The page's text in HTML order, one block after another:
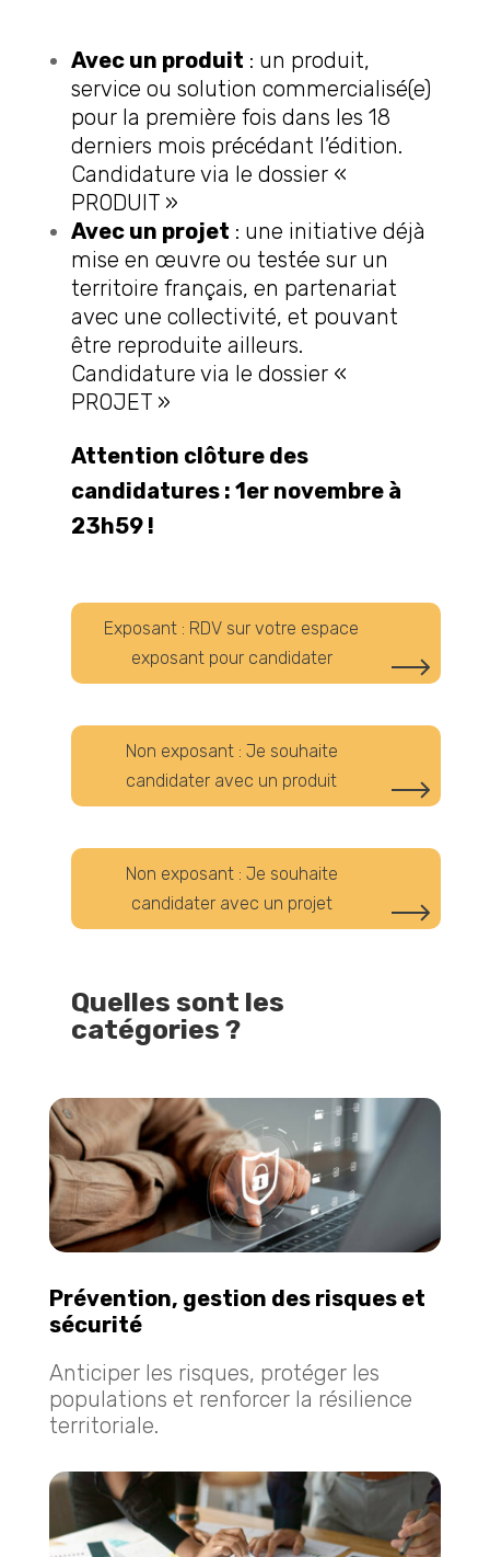
Avec un produit : un produit,
service ou solution commercialisé(e)
pour la première fois dans les 18
derniers mois précédant l’édition.
Candidature via le dossier «
PRODUIT »
Avec un projet : une initiative déjà
mise en œuvre ou testée sur un
territoire français, en partenariat
avec une collectivité, et pouvant
être reproduite ailleurs.
Candidature via le dossier «
PROJET »
Attention clôture des
candidatures : 1er novembre à
23h59 !
Exposant : RDV sur votre espace
exposant pour candidater
Non exposant : Je souhaite
candidater avec un produit
Non exposant : Je souhaite
candidater avec un projet
Quelles sont les
catégories ?
Prévention, gestion des risques et
sécurité
Anticiper les risques, protéger les
populations et renforcer la résilience
territoriale.